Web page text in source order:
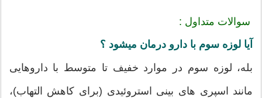
سوالات متداول :
آیا لوزه سوم با دارو درمان میشود ؟
بله، لوزه سوم در موارد خفیف تا متوسط با داروهایی
مانند اسپری های بینی استروئیدی (برای کاهش التهاب)،